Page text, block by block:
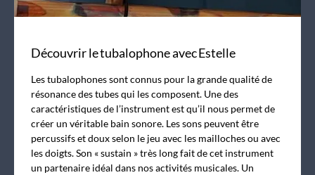
Découvrir le tubalophone avec Estelle
Les tubalophones sont connus pour la grande qualité de
résonance des tubes qui les composent. Une des
caractéristiques de l’instrument est qu’il nous permet de
créer un véritable bain sonore. Les sons peuvent être
percussifs et doux selon le jeu avec les mailloches ou avec
les doigts. Son « sustain » très long fait de cet instrument
un partenaire idéal dans nos activités musicales. Un